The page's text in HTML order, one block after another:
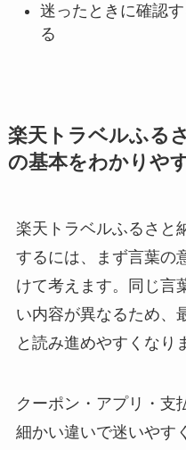
迷ったときに確認
る
楽天トラベルふる
の基本をわかりや
楽天トラベルふるさと
するには、まず言葉の
けて考えます。同じ言
い内容が異なるため、
と読み進めやすくなり
クーポン・アプリ・支
細かい違いで迷いやす